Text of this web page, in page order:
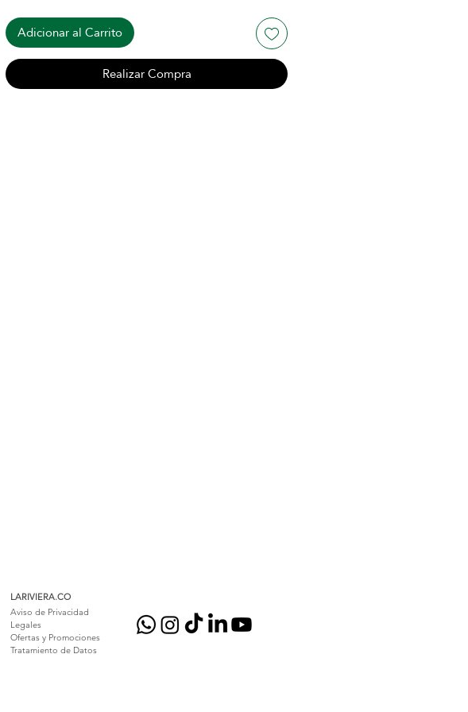
Adicionar al Carrito
Realizar Compra
LARIVIERA.CO
Aviso de Privacidad
Legales
Ofertas y Promociones
Tratamiento de Datos